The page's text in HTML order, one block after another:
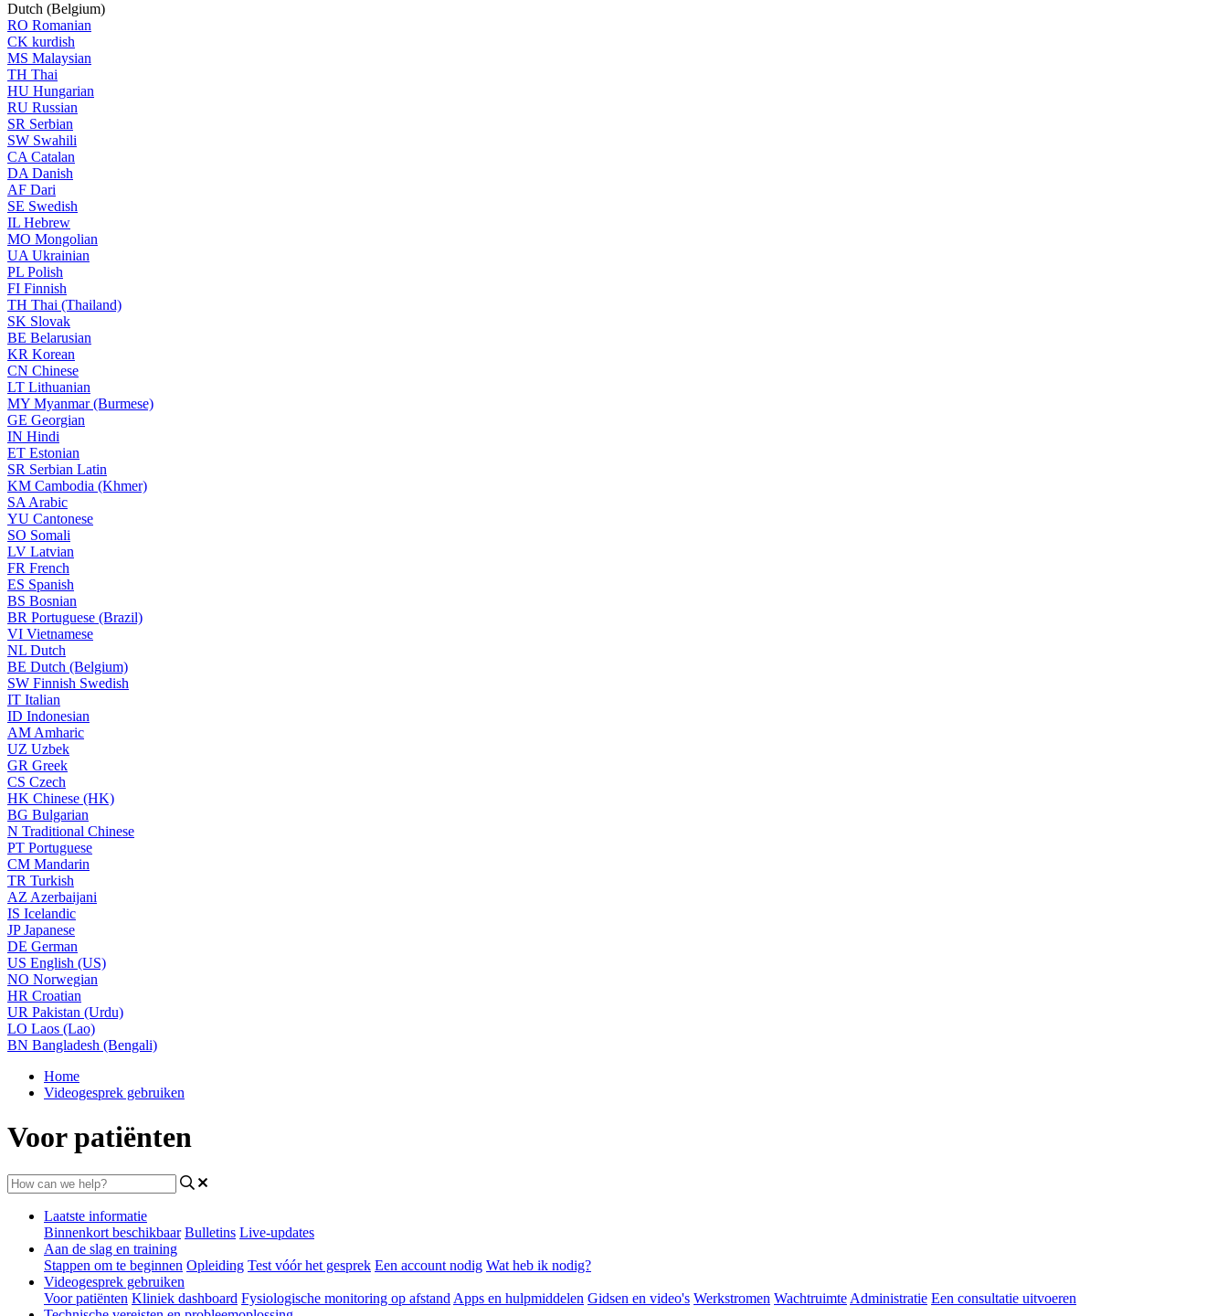
Dutch (Belgium)
RO Romanian
CK kurdish
MS Malaysian
TH Thai
HU Hungarian
RU Russian
SR Serbian
SW Swahili
CA Catalan
DA Danish
AF Dari
SE Swedish
IL Hebrew
MO Mongolian
UA Ukrainian
PL Polish
FI Finnish
TH Thai (Thailand)
SK Slovak
BE Belarusian
KR Korean
CN Chinese
LT Lithuanian
MY Myanmar (Burmese)
GE Georgian
IN Hindi
ET Estonian
SR Serbian Latin
KM Cambodia (Khmer)
SA Arabic
YU Cantonese
SO Somali
LV Latvian
FR French
ES Spanish
BS Bosnian
BR Portuguese (Brazil)
VI Vietnamese
NL Dutch
BE Dutch (Belgium)
SW Finnish Swedish
IT Italian
ID Indonesian
AM Amharic
UZ Uzbek
GR Greek
CS Czech
HK Chinese (HK)
BG Bulgarian
N Traditional Chinese
PT Portuguese
CM Mandarin
TR Turkish
AZ Azerbaijani
IS Icelandic
JPJapanese
DE German
US English (US)
NO Norwegian
HR Croatian
UR Pakistan (Urdu)
LO Laos (Lao)
BN Bangladesh (Bengali)
Home
Videogesprek gebruiken
Voor patiënten
Laatste informatie
Binnenkort beschikbaar Bulletins Live-updates
Aan de slag en training
Stappen om te beginnen Opleiding Test vóór het gesprek Een account nodig Wat heb ik nodig?
Videogesprek gebruiken
Voor patiënten Kliniek dashboard Fysiologische monitoring op afstand Apps en hulpmiddelen Gidsen en video's Werkstromen Wachtruimte Administratie Een consultatie uitvoeren